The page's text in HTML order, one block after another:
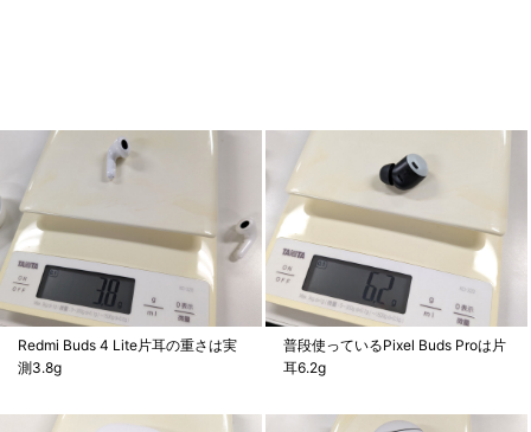
Redmi Buds 4 Lite片耳の重さは実
測3.8g
普段使っているPixel Buds Proは片
耳6.2g